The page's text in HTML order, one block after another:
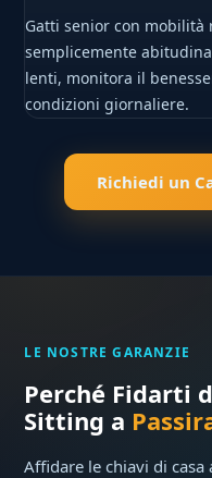
Gatti senior con
semplicemente
lenti, monitora il
condizioni giornaliere.
Richiedi un
LE NOSTRE GARANZIE
Perché Fidarti
Sitting a
Affidare le chiavi di casa